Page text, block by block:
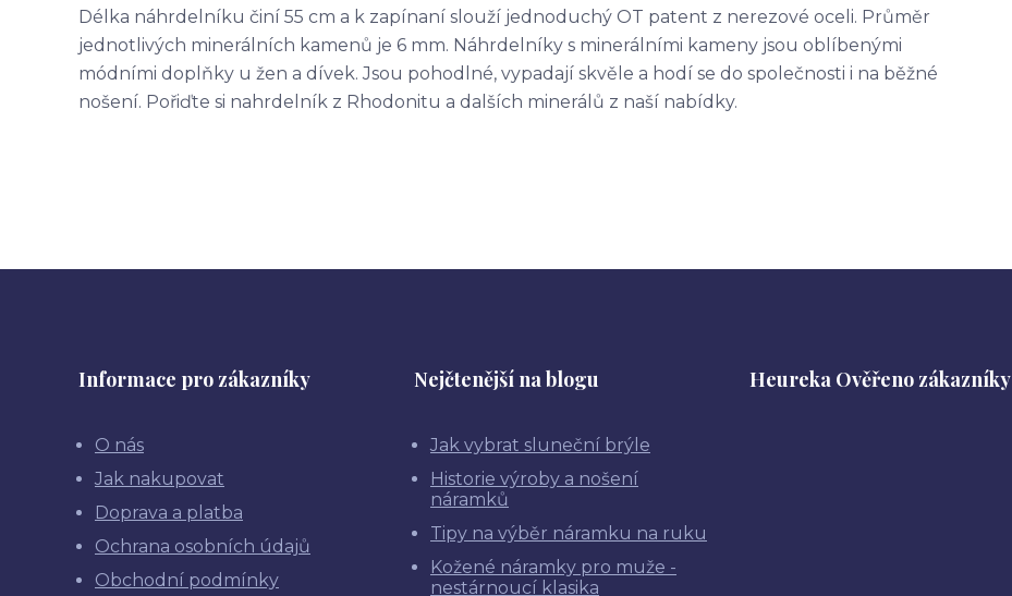
Délka náhrdelníku činí 55 cm a k zapínaní slouží jednoduchý OT patent z nerezové oceli. Průměr
jednotlivých minerálních kamenů je 6 mm. Náhrdelníky s minerálními kameny jsou oblíbenými
módními doplňky u žen a dívek. Jsou pohodlné, vypadají skvěle a hodí se do společnosti i na běžné
nošení. Pořiďte si nahrdelník z Rhodonitu a dalších minerálů z naší nabídky.
Informace pro zákazníky
O nás
Jak nakupovat
Doprava a platba
Ochrana osobních údajů
Obchodní podmínky
Nejčtenější na blogu
Jak vybrat sluneční brýle
Historie výroby a nošení
náramků
Tipy na výběr náramku na ruku
Kožené náramky pro muže -
nestárnoucí klasika
Heureka Ověřeno zákazníky